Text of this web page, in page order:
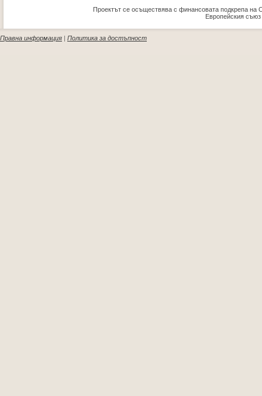
Проектът се осъществява с финансовата подкрепа на
Европейския
Правна информация | Политика за достъпност